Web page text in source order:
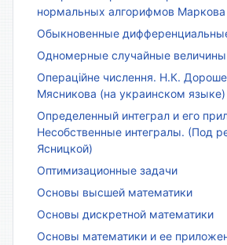
нормальных алгорифмов Маркова
Обыкновенные
Одномерные случайные
Операційне числення. Н.К.
Мясникова (на украинском языке)
Определенный интеграл и его
Несобственные интегралы. (Под
Ясницкой)
Оптимизационные задачи
Основы высшей математики
Основы дискретной математики
Основы математики и ее